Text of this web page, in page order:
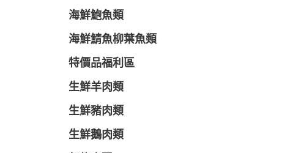
海鮮鮑魚類
海鮮鯖魚柳葉魚類
特價品福利區
生鮮羊肉類
生鮮豬肉類
生鮮鵝肉類